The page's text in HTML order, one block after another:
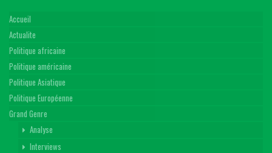
Accueil
Actualite
Politique africaine
Politique américaine
Politique Asiatique
Politique Européenne
Grand Genre
Analyse
Interviews